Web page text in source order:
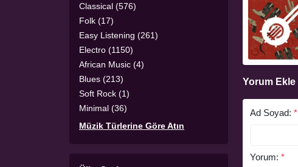
Classical (576)
Folk (17)
Easy Listening (261)
Electro (1150)
African Music (4)
Blues (213)
Soft Rock (1)
Minimal (36)
Müzik Türlerine Göre Atın
Yorum Ekle
Ad Soyad: *
Yorum: *